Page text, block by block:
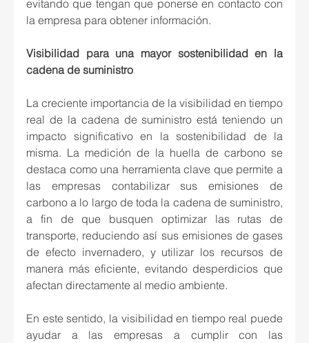
evitando que tengan que ponerse en contacto con
la empresa para obtener información.
Visibilidad para una mayor sostenibilidad en la
cadena de suministro
La creciente importancia de la visibilidad en tiempo
real de la cadena de suministro está teniendo un
impacto significativo en la sostenibilidad de la
misma. La medición de la huella de carbono se
destaca como una herramienta clave que permite a
las empresas contabilizar sus emisiones de
carbono a lo largo de toda la cadena de suministro,
a fin de que busquen optimizar las rutas de
transporte, reduciendo así sus emisiones de gases
de efecto invernadero, y utilizar los recursos de
manera más eficiente, evitando desperdicios que
afectan directamente al medio ambiente.
En este sentido, la visibilidad en tiempo real puede
ayudar a las empresas a cumplir con las